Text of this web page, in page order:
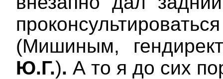
(Мишиным,
Ю.Г.). А то я до сих